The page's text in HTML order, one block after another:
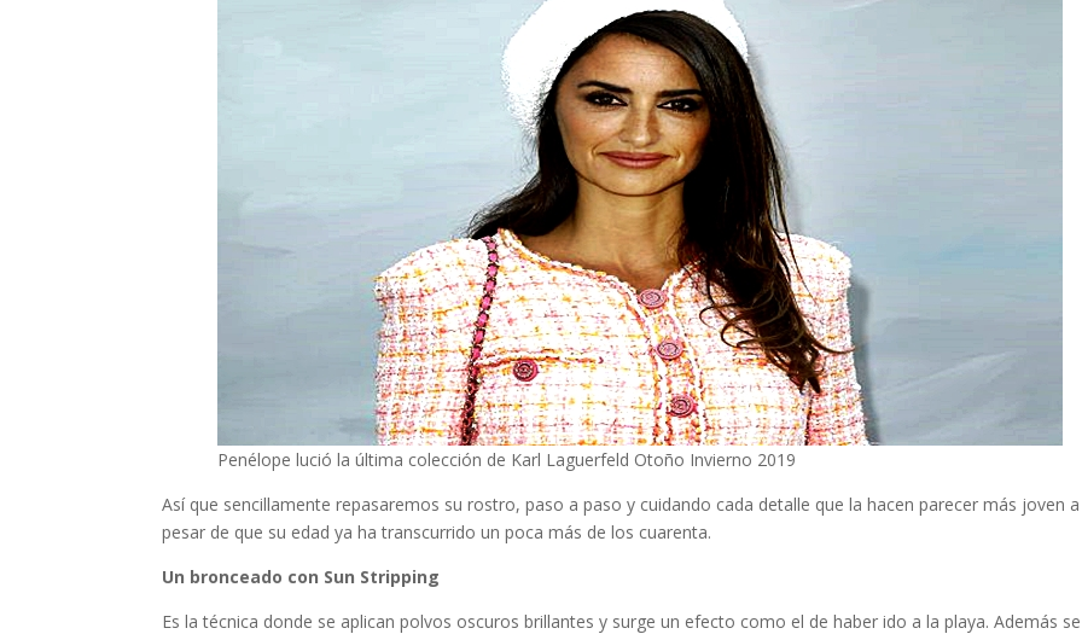
Penélope lució la última colección de Karl Laguerfeld Otoño Invierno 2019
Así que sencillamente repasaremos su rostro, paso a paso y cuidando cada detalle que la hacen parecer más joven a
pesar de que su edad ya ha transcurrido un poca más de los cuarenta.
Un bronceado con Sun Stripping
Es la técnica donde se aplican polvos oscuros brillantes y surge un efecto como el de haber ido a la playa. Además se